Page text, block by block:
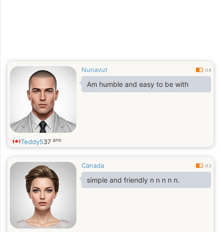
Nunavut 0.4
Am humble and easy to be with
Teddy537 ans
Canada 0.3
simple and friendly n n n n n.